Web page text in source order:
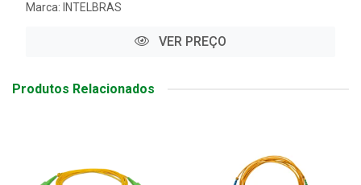
Marca: INTELBRAS
VER PREÇO
Produtos Relacionados